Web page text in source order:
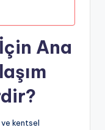
Ana
kentsel